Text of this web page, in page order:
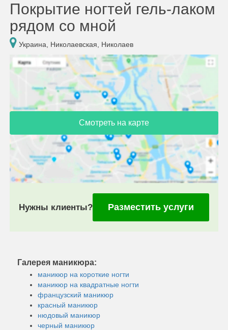
Покрытие ногтей гель-лаком
рядом со мной
Украина, Николаевская, Николаев
Смотреть на карте
Нужны клиенты? Разместить услуги
Галерея маникюра:
маникюр на короткие ногти
маникюр на квадратные ногти
французский маникюр
красный маникюр
нюдовый маникюр
черный маникюр